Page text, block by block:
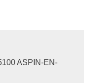
ASPIN-EN-